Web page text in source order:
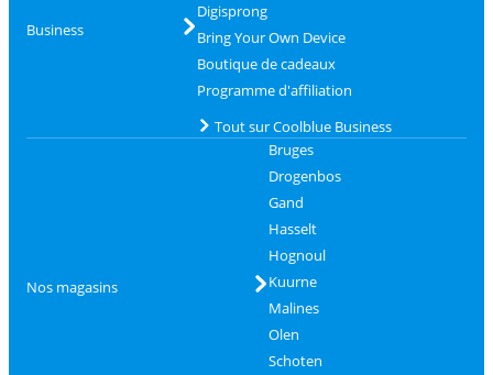
Business
Digisprong
Bring Your Own Device
Boutique de cadeaux
Programme d'affiliation
Tout sur Coolblue Business
Nos magasins
Bruges
Drogenbos
Gand
Hasselt
Hognoul
Kuurne
Malines
Olen
Schoten